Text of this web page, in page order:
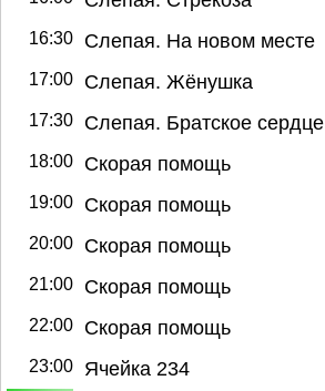
16:30 Слепая. На новом месте
17:00 Слепая. Жёнушка
17:30 Слепая. Братское сердце
18:00 Скорая помощь
19:00 Скорая помощь
20:00 Скорая помощь
21:00 Скорая помощь
22:00 Скорая помощь
23:00 Ячейка 234